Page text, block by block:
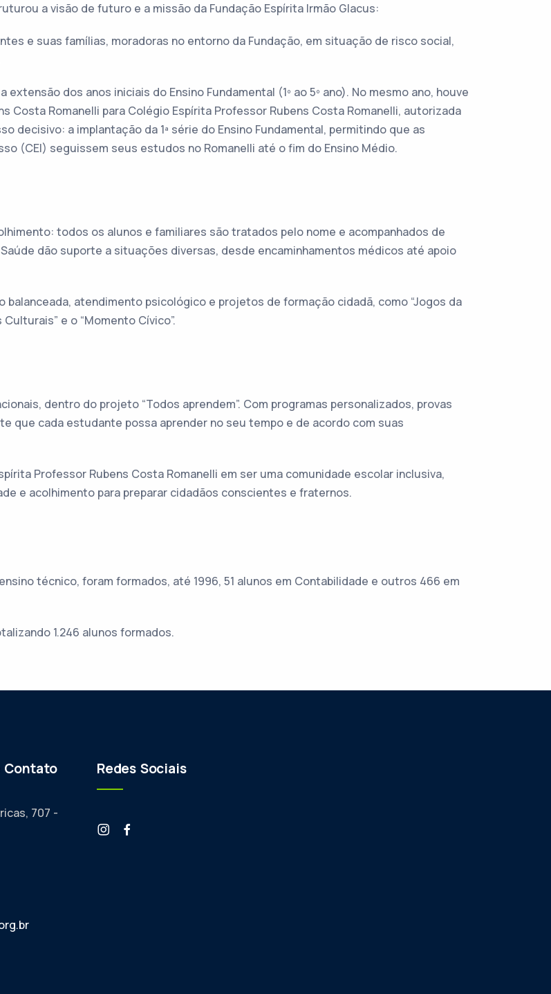
a visão de futuro e a missão da Fundação Espírita Irmão Glacus:
e suas famílias, moradoras no entorno da Fundação, em situação de risco social,
dos anos iniciais do Ensino Fundamental (1º ao 5º ano). No mesmo ano, houve
Costa Romanelli para Colégio Espírita Professor Rubens Costa Romanelli, autorizada
decisivo: a implantação da 1ª série do Ensino Fundamental, permitindo que as
(CEI) seguissem seus estudos no Romanelli até o fim do Ensino Médio.
todos os alunos e familiares são tratados pelo nome e acompanhados de
dão suporte a situações diversas, desde encaminhamentos médicos até apoio
atendimento psicológico e projetos de formação cidadã, como “Jogos da
Culturais” e o “Momento Cívico”.
dentro do projeto “Todos aprendem”. Com programas personalizados, provas
que cada estudante possa aprender no seu tempo e de acordo com suas
Professor Rubens Costa Romanelli em ser uma comunidade escolar inclusiva,
e acolhimento para preparar cidadãos conscientes e fraternos.
técnico, foram formados, até 1996, 51 alunos em Contabilidade e outros 466 em
1.246 alunos formados.
Contato
707 -
Redes Sociais